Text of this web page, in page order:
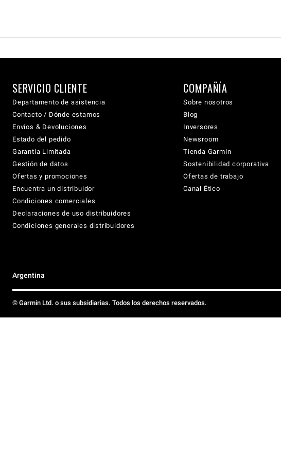
SERVICIO CLIENTE
Departamento de asistencia
Contacto / Dónde estamos
Envíos & Devoluciones
Estado del pedido
Garantía Limitada
Gestión de datos
Ofertas y promociones
Encuentra un distribuidor
Condiciones comerciales
Declaraciones de uso distribuidores
Condiciones generales distribuidores
COMPAÑÍA
Sobre nosotros
Blog
Inversores
Newsroom
Tienda Garmin
Sostenibilidad corporativa
Ofertas de trabajo
Canal Ético
Argentina
© Garmin Ltd. o sus subsidiarias. Todos los derechos reservados.